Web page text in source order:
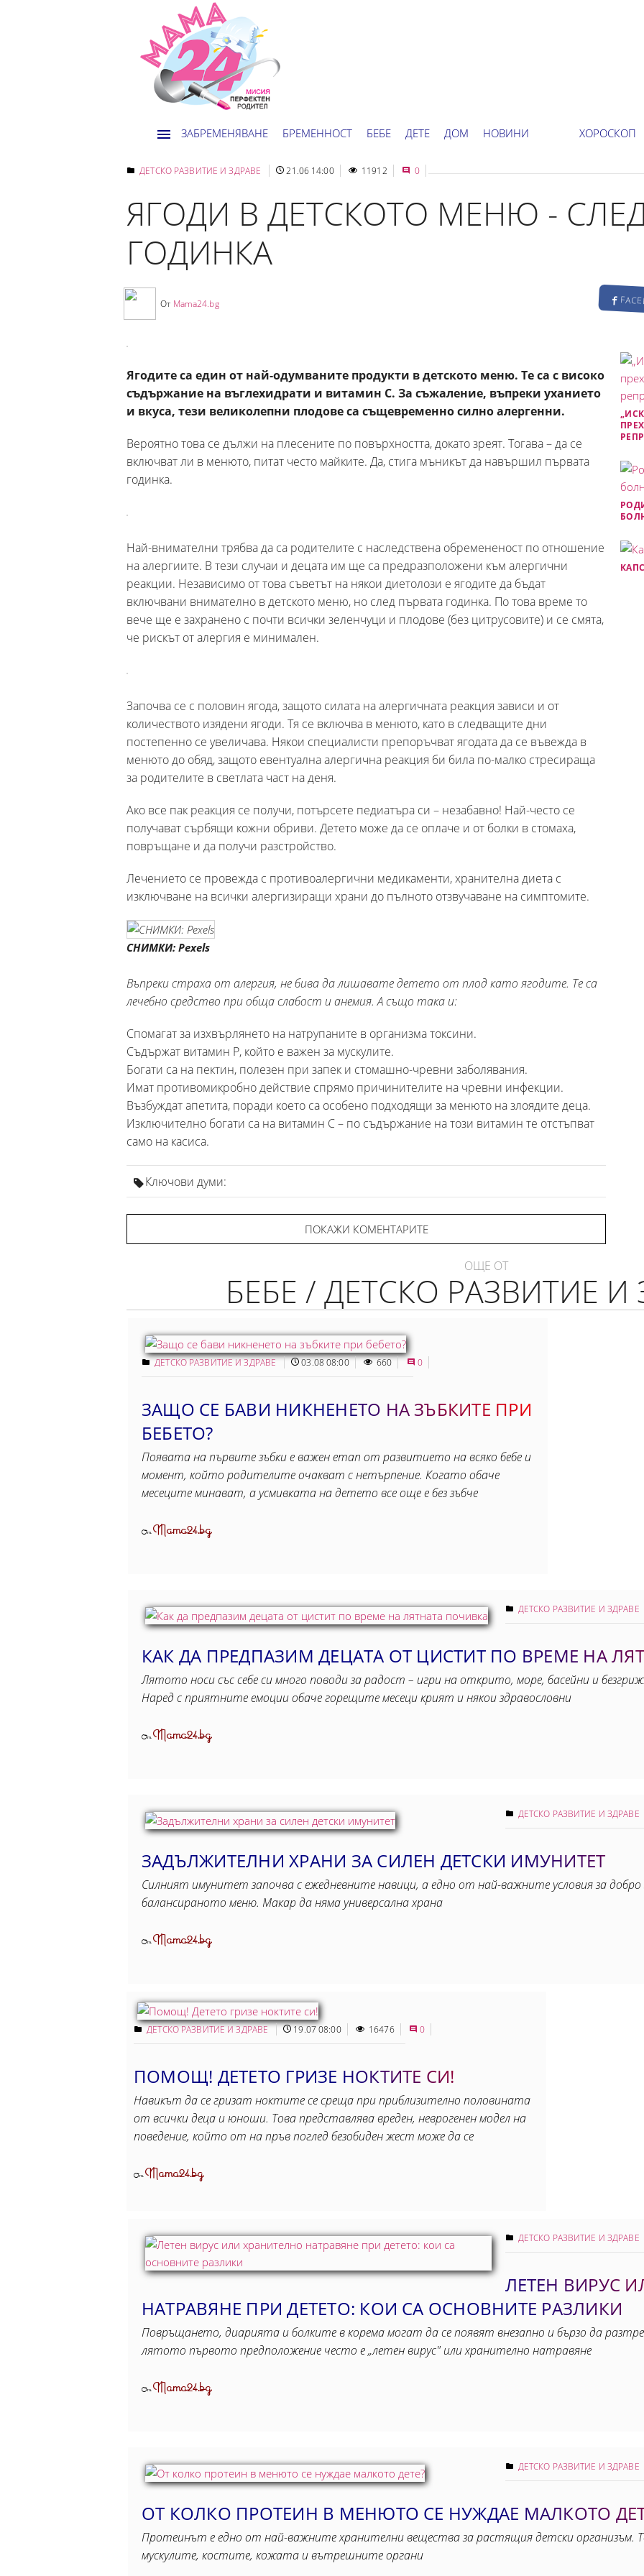
ЗАБРЕМЕНЯВАНЕ БРЕМЕННОСТ БЕБЕ ДЕТЕ ДОМ НОВИНИ ХОРОСКОП
ДЕТСКО РАЗВИТИЕ И ЗДРАВЕ 21.06 14:00 11912 0
ЯГОДИ В ДЕТСКОТО МЕНЮ -
ГОДИНКА
От Mama24.bg
Ягодите са един от най-одумваните продукти в детското меню. Те са с високо
съдържание на въглехидрати и витамин C. За съжаление, въпреки уханието
и вкуса, тези великолепни плодове са същевременно силно алергенни.
Вероятно това се дължи на плесените по повърхността, докато зреят. Тогава – да се
включват ли в менюто, питат често майките. Да, стига мъникът да навършил първата
годинка.
Най-внимателни трябва да са родителите с наследствена обремененост по отношение
на алергиите. В тези случаи и децата им ще са предразположени към алергични
реакции. Независимо от това съветът на някои диетолози е ягодите да бъдат
включвани внимателно в детското меню, но след първата годинка. По това време то
вече ще е захранено с почти всички зеленчуци и плодове (без цитрусовите) и се смята,
че рискът от алергия е минимален.
Започва се с половин ягода, защото силата на алергичната реакция зависи и от
количеството изядени ягоди. Тя се включва в менюто, като в следващите дни
постепенно се увеличава. Някои специалисти препоръчват ягодата да се въвежда в
менюто до обяд, защото евентуална алергична реакция би била по-малко стресираща
за родителите в светлата част на деня.
Ако все пак реакция се получи, потърсете педиатъра си – незабавно! Най-често се
получават сърбящи кожни обриви. Детето може да се оплаче и от болки в стомаха,
повръщане и да получи разстройство.
Лечението се провежда с противоалергични медикаменти, хранителна диета с
изключване на всички алергизиращи храни до пълното отзвучаване на симптомите.
СНИМКИ: Pexels
Въпреки страха от алергия, не бива да лишавате детето от плод като ягодите. Те са
лечебно средство при обща слабост и анемия. А също така и:
Спомагат за изхвърлянето на натрупаните в организма токсини.
Съдържат витамин P, който е важен за мускулите.
Богати са на пектин, полезен при запек и стомашно-чревни заболявания.
Имат противомикробно действие спрямо причинителите на чревни инфекции.
Възбуждат апетита, поради което са особено подходящи за менюто на злоядите деца.
Изключително богати са на витамин C – по съдържание на този витамин те отстъпват
само на касиса.
Ключови думи:
ПОКАЖИ КОМЕНТАРИТЕ
ОЩЕ ОТ
БЕБЕ / ДЕТСКО РАЗВИТИЕ И
ДЕТСКО РАЗВИТИЕ И ЗДРАВЕ 03.08 08:00 660 0
ЗАЩО СЕ БАВИ НИКНЕНЕТО НА ЗЪБКИТЕ ПРИ
БЕБЕТО?
Появата на първите зъбки е важен етап от развитието на всяко бебе и
момент, който родителите очакват с нетърпение. Когато обаче
месеците минават, а усмивката на детето все още е без зъбче
ОтMama24.bg
ДЕТСКО РАЗВИТИЕ И ЗДРАВЕ
КАК ДА ПРЕДПАЗИМ ДЕЦАТА ОТ ЦИСТИТ ПО ВРЕМЕ НА
Лятото носи със себе си много поводи за радост – игри на открито, море, басейни и
Наред с приятните емоции обаче горещите месеци крият и някои здравословни
ОтMama24.bg
ДЕТСКО РАЗВИТИЕ И ЗДРАВЕ
ЗАДЪЛЖИТЕЛНИ ХРАНИ ЗА СИЛЕН ДЕТСКИ ИМУНИТЕТ
Силният имунитет започва с ежедневните навици, а едно от най-важните условия за добро
балансираното меню. Макар да няма универсална храна
ОтMama24.bg
ДЕТСКО РАЗВИТИЕ И ЗДРАВЕ 19.07 08:00 16476 0
ПОМОЩ! ДЕТЕТО ГРИЗЕ НОКТИТЕ СИ!
Навикът да се гризат ноктите се среща при приблизително половината
от всички деца и юноши. Това представлява вреден, неврогенен модел на
поведение, който от на пръв поглед безобиден жест може да се
ОтMama24.bg
ДЕТСКО РАЗВИТИЕ И ЗДРАВЕ
ЛЕТЕН ВИРУС
НАТРАВЯНЕ ПРИ ДЕТЕТО: КОИ СА ОСНОВНИТЕ РАЗЛИКИ
Повръщането, диарията и болките в корема могат да се появят внезапно и бързо да
лятото първото предположение често е „летен вирус" или хранително натравяне
ОтMama24.bg
ДЕТСКО РАЗВИТИЕ И ЗДРАВЕ
ОТ КОЛКО ПРОТЕИН В МЕНЮТО СЕ НУЖДАЕ МАЛКОТО
Протеинът е едно от най-важните хранителни вещества за растящия детски организъм.
мускулите, костите, кожата и вътрешните органи